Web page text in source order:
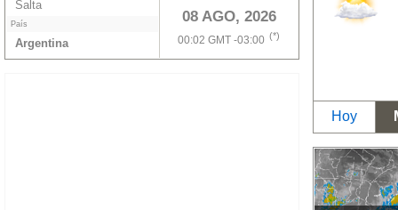
08 AGO, 2026
00:02 GMT -03:00 (*)
Salta
País
Argentina
Hoy